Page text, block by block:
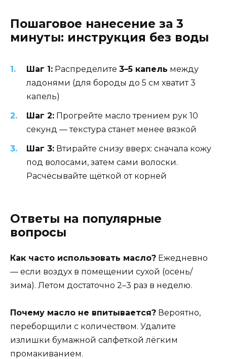
Пошаговое нанесение за 3
минуты: инструкция без воды
Шаг 1: Распределите 3–5 капель между
ладонями (для бороды до 5 см хватит 3
капель)
Шаг 2: Прогрейте масло трением рук 10
секунд — текстура станет менее вязкой
Шаг 3: Втирайте снизу вверх: сначала кожу
под волосами, затем сами волоски.
Расчёсывайте щёткой от корней
Ответы на популярные
вопросы
Как часто использовать масло? Ежедневно
— если воздух в помещении сухой (осень/
зима). Летом достаточно 2–3 раз в неделю.
Почему масло не впитывается? Вероятно,
переборщили с количеством. Удалите
излишки бумажной салфеткой лёгким
промакиванием.